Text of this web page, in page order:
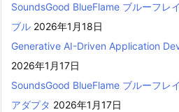
SoundsGood BlueFlame ブルーフレ
ブル 2026年1月18日
Generative AI-Driven Application
2026年1月17日
SoundsGood BlueFlame ブルーフレ
アダプタ 2026年1月17日